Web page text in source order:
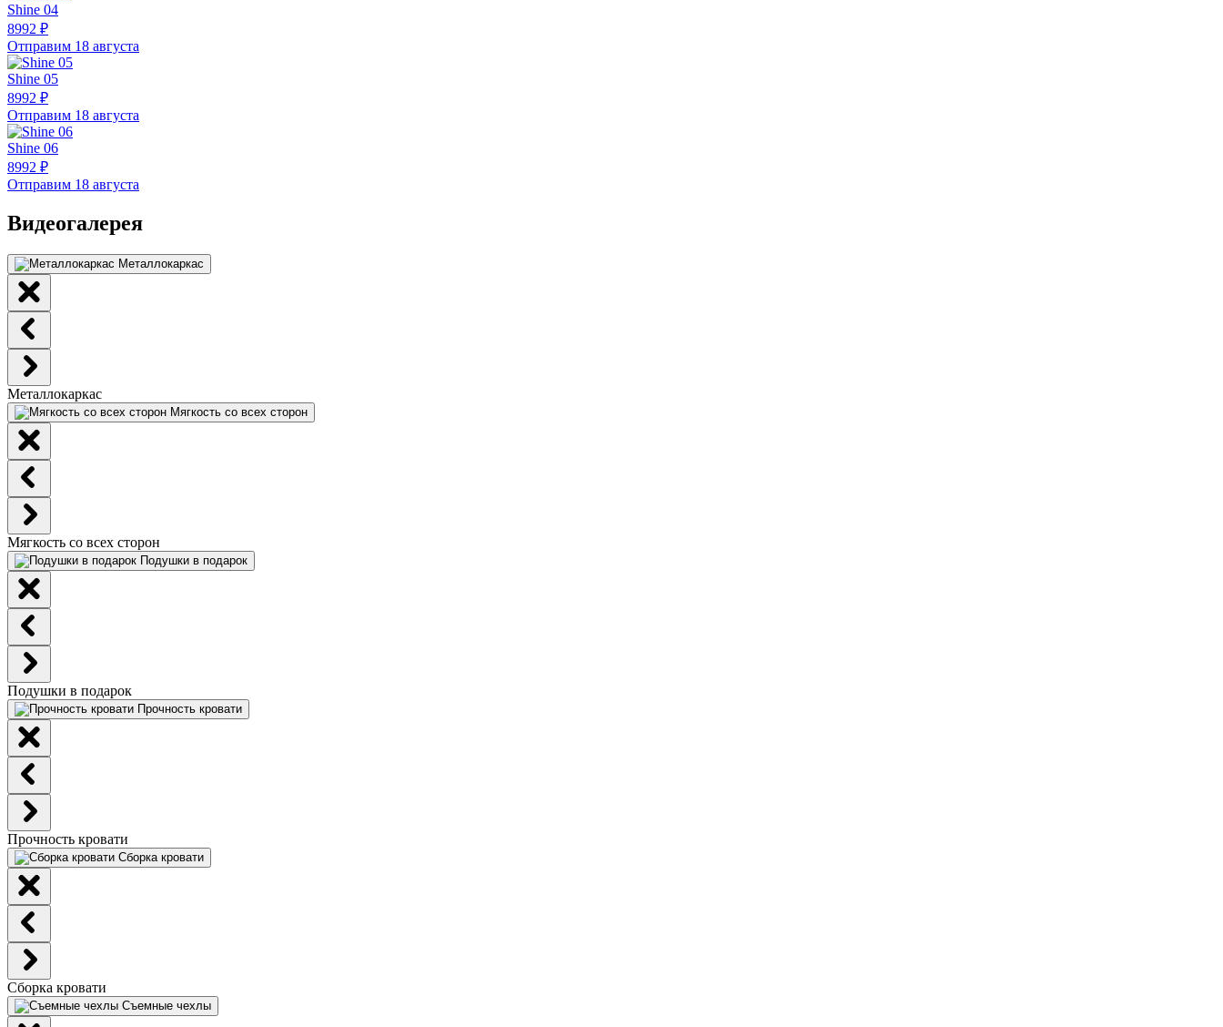
Shine 04
8992 ₽
Отправим 18 августа
Shine 05
8992 ₽
Отправим 18 августа
Shine 06
8992 ₽
Отправим 18 августа
Видеогалерея
Металлокаркас
Металлокаркас
Мягкость со всех сторон
Мягкость со всех сторон
Подушки в подарок
Подушки в подарок
Прочность кровати
Прочность кровати
Сборка кровати
Сборка кровати
Съемные чехлы